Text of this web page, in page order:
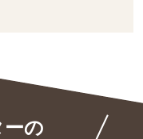
の